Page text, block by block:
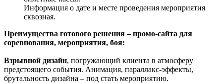
Информация о дате и месте проведения мероприятия
сквозная.
Преимущества готового решения–промо-сайта для
соревнования, мероприятия, боя:
Взрывной дизайн, погружающий клиента в атмосферу
предстоящего события. Анимация, параллакс-эффекты,
брутальность дизайна – под стать мероприятию.